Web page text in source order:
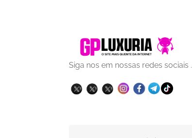
Siga nos em nossas redes sociais .